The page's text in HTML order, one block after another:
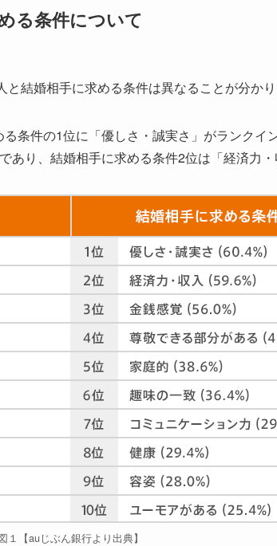
る条件について
結婚相手に求める条件は異なることが分かり
条件の1位に「優しさ・誠実さ」がランクイ
り、結婚相手に求める条件2位は「経済力・
１【auじぶん銀行より出典】